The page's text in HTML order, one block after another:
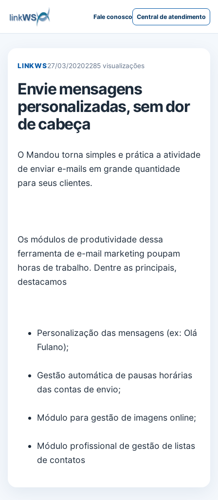
Fale conosco Central de atendimento
LINKWS27/03/20202285 visualizações
Envie mensagens
personalizadas, sem dor
de cabeça
O Mandou torna simples e prática a atividade
de enviar e-mails em grande quantidade
para seus clientes.
Os módulos de produtividade dessa
ferramenta de e-mail marketing poupam
horas de trabalho. Dentre as principais,
destacamos
Personalização das mensagens (ex: Olá
Fulano);
Gestão automática de pausas horárias
das contas de envio;
Módulo para gestão de imagens online;
Módulo profissional de gestão de listas
de contatos